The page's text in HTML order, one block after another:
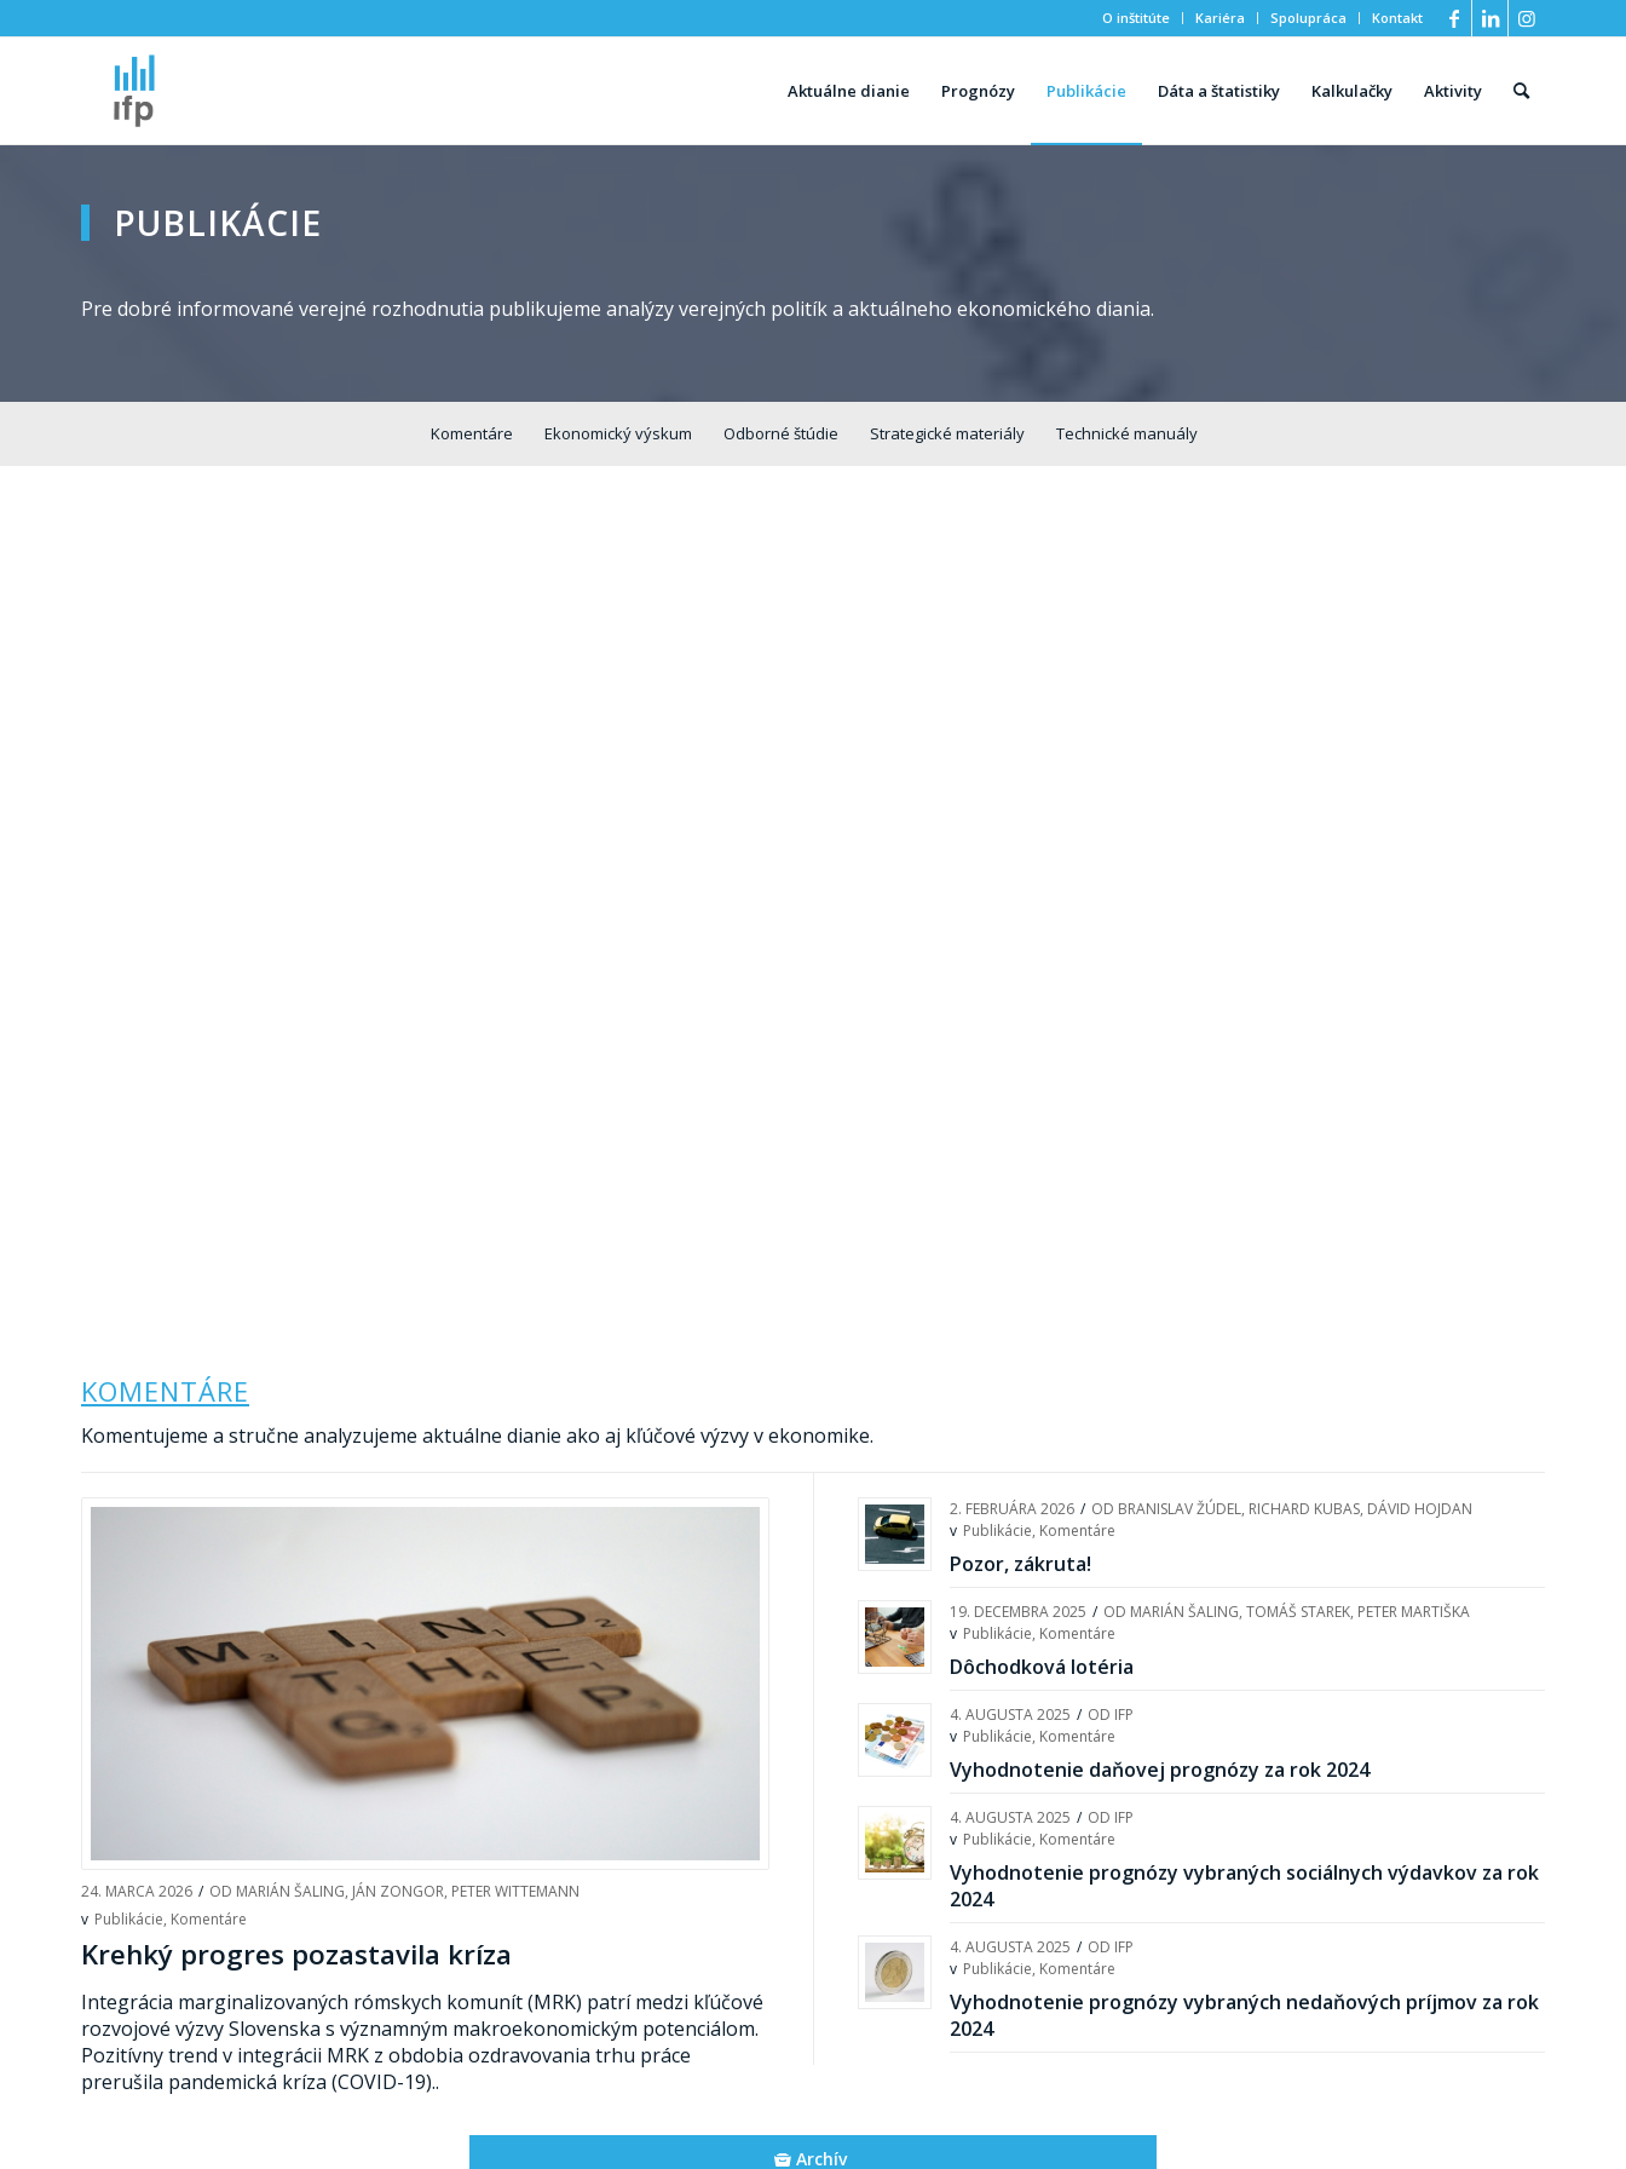
O inštitúte Kariéra Spolupráca Kontakt
Aktuálne dianie Prognózy Publikácie Dáta a štatistiky Kalkulačky Aktivity
PUBLIKÁCIE
Pre dobré informované verejné rozhodnutia publikujeme analýzy verejných politík a aktuálneho ekonomického diania.
Komentáre Ekonomický výskum Odborné štúdie Strategické materiály Technické manuály
KOMENTÁRE
Komentujeme a stručne analyzujeme aktuálne dianie ako aj kľúčové výzvy v ekonomike.
24. MARCA 2026 / OD MARIÁN ŠALING, JÁN ZONGOR, PETER WITTEMANN
v Publikácie, Komentáre
Krehký progres pozastavila kríza
Integrácia marginalizovaných rómskych komunít (MRK) patrí medzi kľúčové
rozvojové výzvy Slovenska s významným makroekonomickým potenciálom.
Pozitívny trend v integrácii MRK z obdobia ozdravovania trhu práce
prerušila pandemická kríza (COVID-19)..
2. FEBRUÁRA 2026 / OD BRANISLAV ŽÚDEL, RICHARD KUBAS, DÁVID HOJDAN
v Publikácie, Komentáre
Pozor, zákruta!
19. DECEMBRA 2025 / OD MARIÁN ŠALING,TOMÁŠ STAREK, PETER MARTIŠKA
v Publikácie, Komentáre
Dôchodková lotéria
4. AUGUSTA 2025 / OD IFP
v Publikácie, Komentáre
Vyhodnotenie daňovej prognózy za rok 2024
4. AUGUSTA 2025 / OD IFP
v Publikácie, Komentáre
Vyhodnotenie prognózy vybraných sociálnych výdavkov za rok
2024
4. AUGUSTA 2025 / OD IFP
v Publikácie, Komentáre
Vyhodnotenie prognózy vybraných nedaňových príjmov za rok
2024
Archív